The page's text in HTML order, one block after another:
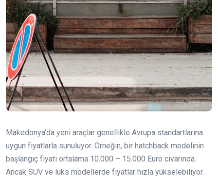
Makedonya’da yeni araçlar genellikle Avrupa standartlarına
uygun fiyatlarla sunuluyor. Örneğin, bir hatchback modelinin
başlangıç fiyatı ortalama 10.000 – 15.000 Euro civarında.
Ancak SUV ve lüks modellerde fiyatlar hızla yükselebiliyor.